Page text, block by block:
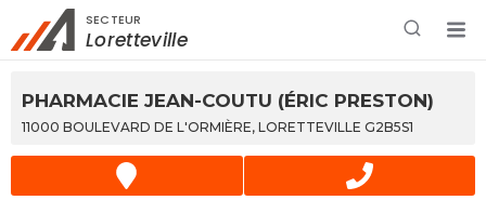
Rechercher à proximité - Entreprise / Rabais /
Services
SECTEUR
Loretteville
PHARMACIE JEAN-COUTU (ÉRIC PRESTON)
11000 BOULEVARD DE L'ORMIÈRE, LORETTEVILLE G2B5S1